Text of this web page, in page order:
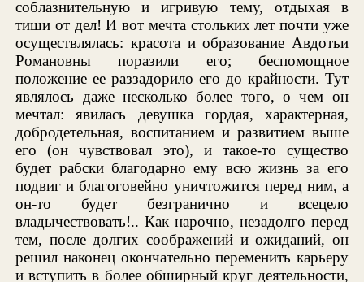
соблазнительную и игривую тему, отдыхая в
тиши от дел! И вот мечта стольких лет почти уже
осуществлялась: красота и образование Авдотьи
Романовны поразили его; беспомощное
положение ее раззадорило его до крайности. Тут
являлось даже несколько более того, о чем он
мечтал: явилась девушка гордая, характерная,
добродетельная, воспитанием и развитием выше
его (он чувствовал это), и такое-то существо
будет рабски благодарно ему всю жизнь за его
подвиг и благоговейно уничтожится перед ним, а
он-то будет безгранично и всецело
владычествовать!.. Как нарочно, незадолго перед
тем, после долгих соображений и ожиданий, он
решил наконец окончательно переменить карьеру
и вступить в более обширный круг деятельности,